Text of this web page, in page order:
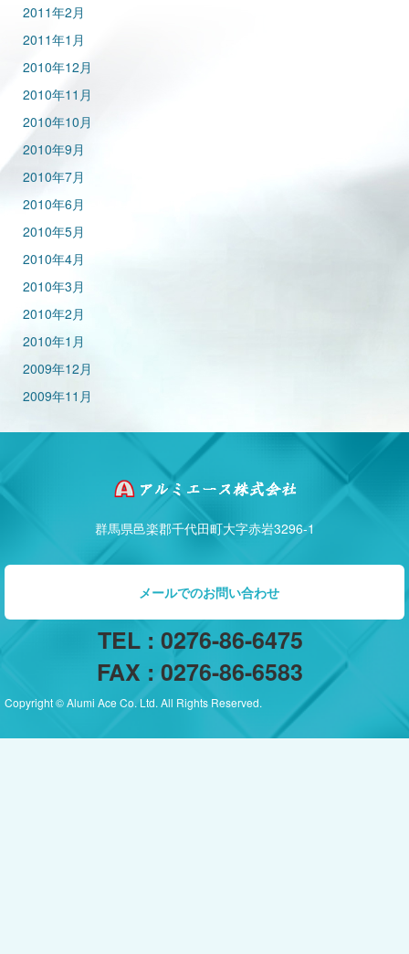
2011年2月
2011年1月
2010年12月
2010年11月
2010年10月
2010年9月
2010年7月
2010年6月
2010年5月
2010年4月
2010年3月
2010年2月
2010年1月
2009年12月
2009年11月
群馬県邑楽郡千代田町大字赤岩3296-1
メールでのお問い合わせ
TEL : 0276-86-6475
FAX : 0276-86-6583
Copyright © Alumi Ace Co. Ltd. All Rights Reserved.